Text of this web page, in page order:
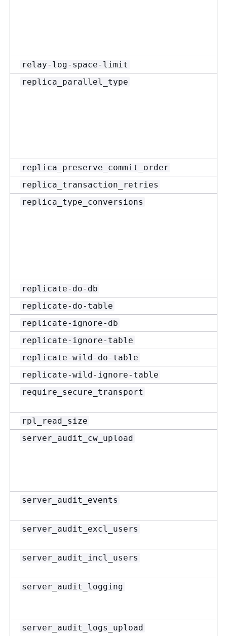
relay-log-space-limit
replica_parallel_type
replica_preserve_commit_order
replica_transaction_retries
replica_type_conversions
replicate-do-db
replicate-do-table
replicate-ignore-db
replicate-ignore-table
replicate-wild-do-table
replicate-wild-ignore-table
require_secure_transport
rpl_read_size
server_audit_cw_upload
server_audit_events
server_audit_excl_users
server_audit_incl_users
server_audit_logging
server_audit_logs_upload